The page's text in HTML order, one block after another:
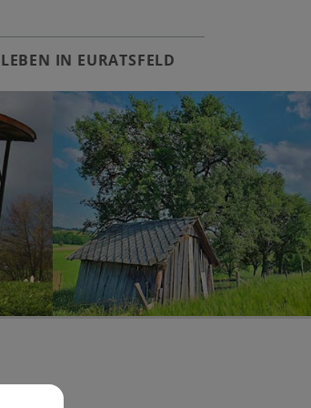
LEBEN IN EURATSFELD